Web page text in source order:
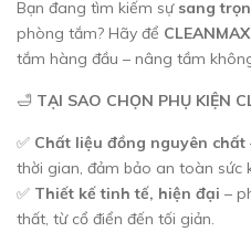
Bạn đang tìm kiếm sự sang
phòng tắm? Hãy để CLEANMAX
tắm hàng đầu – nâng tầm
🛁 TẠI SAO CHỌN PHỤ KIỆN
✅ Chất liệu đồng nguyên chất
thời gian, đảm bảo an toàn sức
✅ Thiết kế tinh tế, hiện đại –
thất, từ cổ điển đến tối giản.